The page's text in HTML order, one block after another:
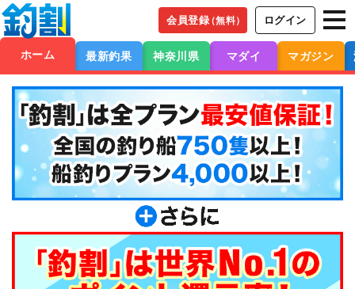
会員登録（無料） ログイン
ホーム 最新釣果 神奈川県 マダイ マガジン